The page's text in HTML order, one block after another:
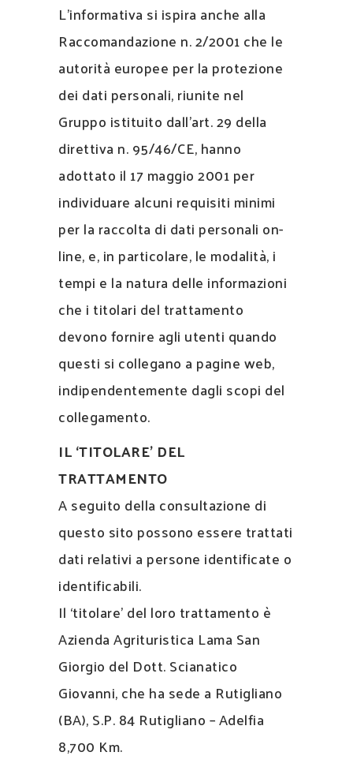
L’informativa si ispira anche alla
Raccomandazione n. 2/2001 che le
autorità europee per la protezione
dei dati personali, riunite nel
Gruppo istituito dall’art. 29 della
direttiva n. 95/46/CE, hanno
adottato il 17 maggio 2001 per
individuare alcuni requisiti minimi
per la raccolta di dati personali on-
line, e, in particolare, le modalità, i
tempi e la natura delle informazioni
che i titolari del trattamento
devono fornire agli utenti quando
questi si collegano a pagine web,
indipendentemente dagli scopi del
collegamento.
IL ‘TITOLARE’ DEL
TRATTAMENTO
A seguito della consultazione di
questo sito possono essere trattati
dati relativi a persone identificate o
identificabili.
Il ‘titolare’ del loro trattamento è
Azienda Agrituristica Lama San
Giorgio del Dott. Scianatico
Giovanni, che ha sede a Rutigliano
(BA), S.P. 84 Rutigliano – Adelfia
8,700 Km.